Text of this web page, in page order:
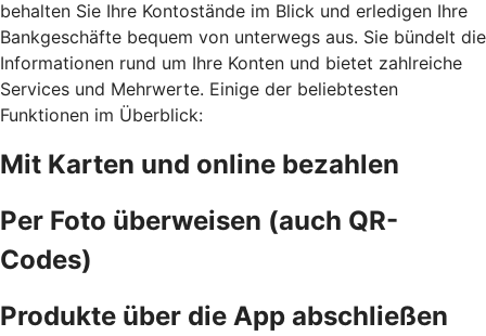
behalten Sie Ihre Kontostände im Blick und erledigen Ihre
Bankgeschäfte bequem von unterwegs aus. Sie bündelt die
Informationen rund um Ihre Konten und bietet zahlreiche
Services und Mehrwerte. Einige der beliebtesten
Funktionen im Überblick:
Mit Karten und online bezahlen
Per Foto überweisen (auch QR-
Codes)
Produkte über die App abschließen